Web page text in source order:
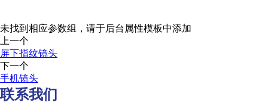
未找到相应参数组，请于后台属性模板中添加
上一个
屏下指纹镜头
下一个
手机镜头
联系我们